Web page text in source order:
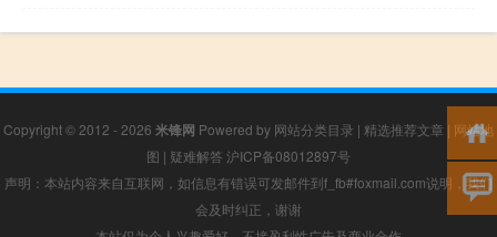
Copyright © 2012 - 2026 米锋网 Powered by 网站分类目录 | 精选推荐文章 | 网站地
图 | 疑难解答 沪ICP备08012897号
声明：本站内容来自互联网，如信息有错误可发邮件到f_fb#foxmail.com说明，我们
会及时纠正，谢谢